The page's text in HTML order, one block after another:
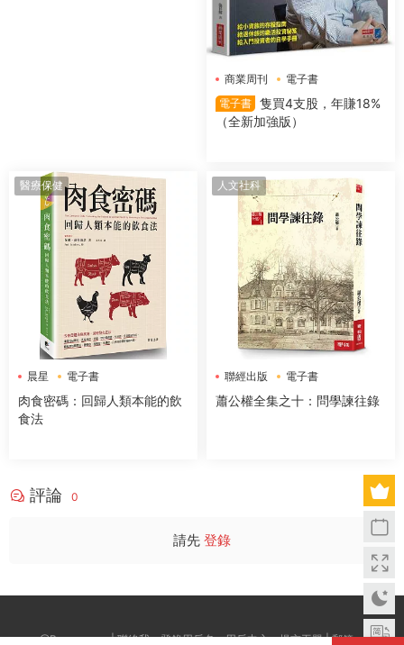
商業周刊
電子書
電子書 隻買4支股，年賺18%
（全新加強版）
醫療保健
晨星 電子書
肉食密碼：回歸人類本能的飲
食法
人文社科
聯經出版 電子書
蕭公權全集之十：問學諫往錄
評論 0
請先 登錄
@Boxwc.com | 聯絡我：登錄用戶名--用戶中心--提交工單 | 郵箱：